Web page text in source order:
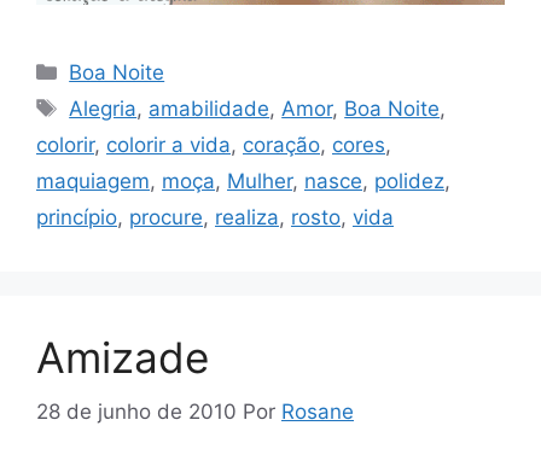
Categorias
Boa Noite
Tags
Alegria, amabilidade,Amor, Boa Noite,
colorir, colorir a vida, coração, cores,
maquiagem, moça, Mulher, nasce, polidez,
princípio, procure, realiza, rosto, vida
Amizade
28 de junho de 2010 Por Rosane